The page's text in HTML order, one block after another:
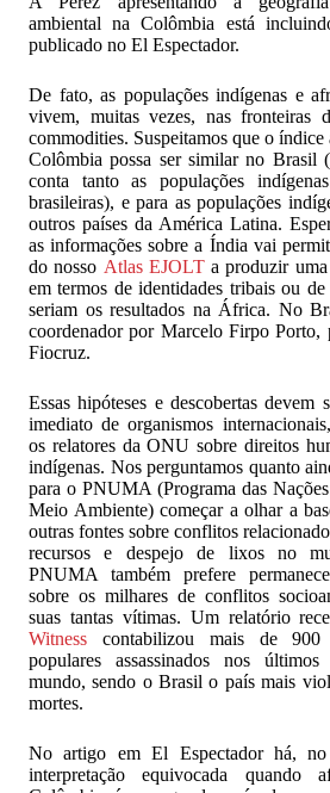
ambiental na Colômbia está
publicado no El Espectador.
De fato, as populações indígenas e
vivem, muitas vezes, nas fronteiras
commodities. Suspeitamos que o índice
Colômbia possa ser similar no Brasil
conta tanto as populações
brasileiras), e para as populações
outros países da América Latina.
as informações sobre a Índia vai
do nosso Atlas EJOLTa produzir uma
em termos de identidades tribais ou de
seriam os resultados na África. No
coordenador por Marcelo Firpo Porto,
Fiocruz.
Essas hipóteses e descobertas devem
imediato de organismos
os relatores da ONU sobre direitos
indígenas. Nos perguntamos quanto
para o PNUMA (Programa das
Meio Ambiente) começar a olhar a
outras fontes sobre conflitos
recursos e despejo de lixos no
PNUMA também prefere
sobre os milhares de conflitos
suas tantas vítimas. Um relatório
Witness contabilizou mais de 900
populares assassinados nos
mundo, sendo o Brasil o país mais
mortes.
No artigo em El Espectador há, no
interpretação equivocada quando